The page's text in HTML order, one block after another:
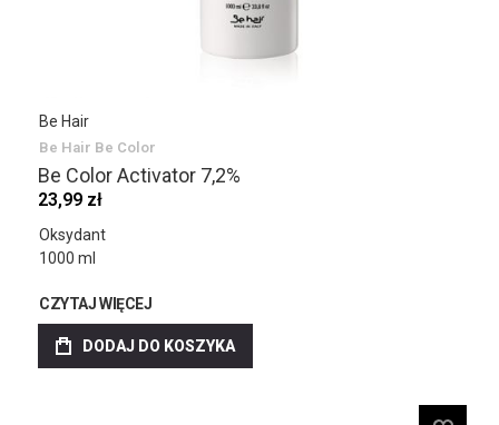
Be Hair
Be Hair Be Color
Be Color Activator 7,2%
23,99 zł
Oksydant
1000 ml
CZYTAJ WIĘCEJ
DODAJ DO KOSZYKA